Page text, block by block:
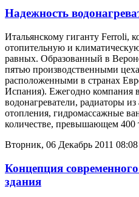
Надежность
Итальянскому гиганту Ferroli,
отопительную и
равных. Образованный в
пятью производственными
расположенными в странах
Испания). Ежегодно компания
водонагреватели, радиаторы
отопления, гидромассажные
количестве, превышающем 400
Вторник, 06 Декабрь 2011 08:08
Концепция
здания